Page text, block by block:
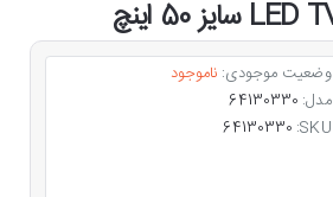
وضعیت موجودی: ناموجود
مدل: 64130330
SKU:
64130330